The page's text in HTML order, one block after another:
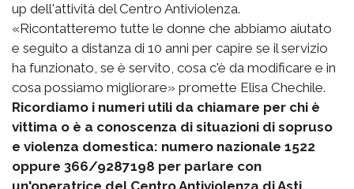
up dell'attività del Centro Antiviolenza.
«Ricontatteremo tutte le donne che abbiamo aiutato
e seguito a distanza di 10 anni per capire se il servizio
ha funzionato, se è servito, cosa c'è da modificare e in
cosa possiamo migliorare» promette Elisa Chechile.
Ricordiamo i numeri utili da chiamare per chi è
vittima o è a conoscenza di situazioni di sopruso
e violenza domestica: numero nazionale 1522
oppure 366/9287198 per parlare con